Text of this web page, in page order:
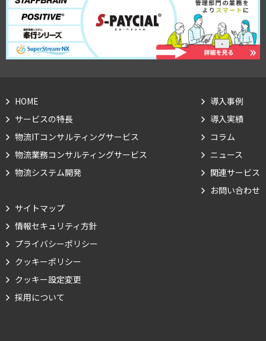
HOME
サービスの特長
物流ITコンサルティングサービス
物流業務コンサルティングサービス
物流システム開発
導入事例
導入実績
コラム
ニュース
関連サービス
お問い合わせ
サイトマップ
情報セキュリティ方針
プライバシーポリシー
クッキーポリシー
クッキー設定変更
採用について